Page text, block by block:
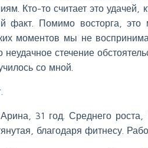
Кто-то считает это удачей,
факт. Помимо восторга, это
моментов мы не
неудачное стечение
со мной.
31 год. Среднего
благодаря фитнесу.